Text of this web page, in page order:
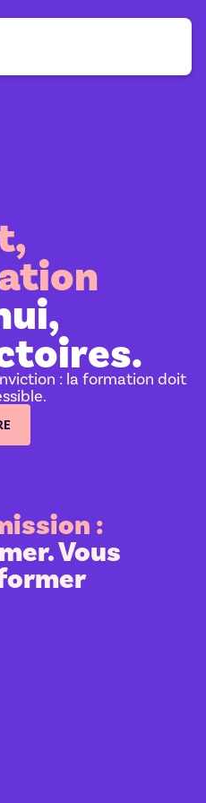
: la formation doit
:
Vous